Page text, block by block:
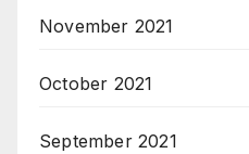
November 2021
October 2021
September 2021